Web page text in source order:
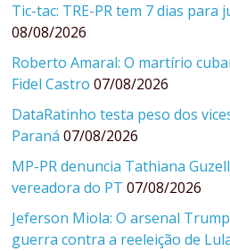
Tic-tac: TRE-PR tem 7 dias
08/08/2026
Roberto Amaral: O martírio
Fidel Castro 07/08/2026
DataRatinho testa peso dos
Paraná 07/08/2026
MP-PR denuncia Tathiana
vereadora do PT 07/08/2026
Jeferson Miola: O arsenal
guerra contra a reeleição de